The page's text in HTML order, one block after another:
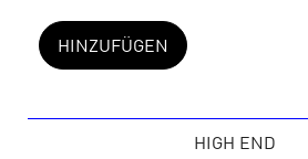
HINZUFÜGEN
HIGH END